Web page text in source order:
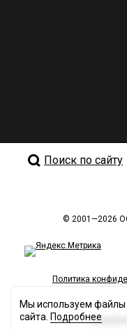
Поиск по сайту
© 2001—2026
Политика
Мы используем файлы
сайта. Подробнее